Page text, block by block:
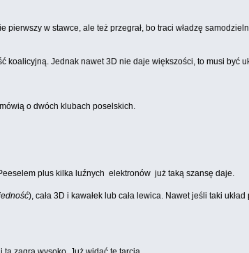
pierwszy w stawce, ale też przegrał, bo traci władzę
Jednak nawet 3D nie daje większości, to musi być
o dwóch klubach poselskich.
plus kilka luźnych elektronów już taką szansę daje.
), cała 3D i kawałek lub cała lewica. Nawet jeśli taki